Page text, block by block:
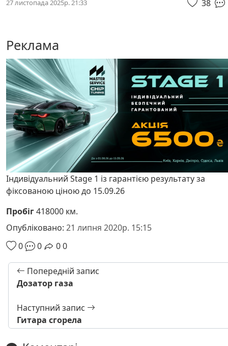
27 листопада 2025р. 21:33 38
Реклама
Індивідуальний Stage 1 із гарантією результату за
фіксованою ціною до 15.09.26
Пробіг418000 км.
Опубліковано: 21 липня 2020р. 15:15
0
0 00
Попередній запис
Дозатор газа
Наступний запис
Гитара сгорела